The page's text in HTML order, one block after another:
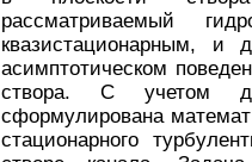
рассматриваемый
квазистационарным, и
асимптотическом
створа. С учетом
сформулирована
стационарного